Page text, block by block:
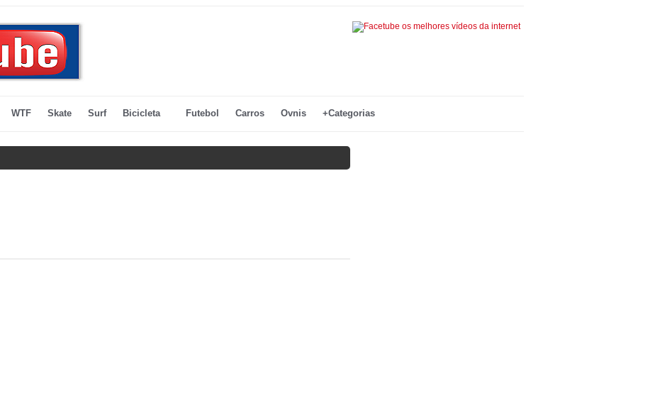
WTF Skate Surf Bicicleta Futebol Carros Ovnis +Categorias